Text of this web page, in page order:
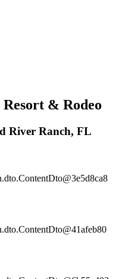
& Rodeo
River Ranch, FL